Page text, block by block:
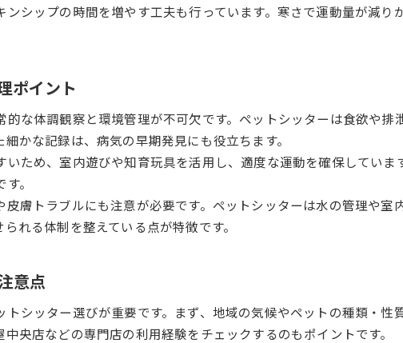
ペットシッターサービスの比較で冬を快適に
名古屋の冬に適したペットシッターの役割
ペットシッターと考える健康維持の工夫
ペットシッター活用で日常の快適度アップ
冬場の健康管理に強いペットシッターの知恵
快適な冬を過ごすためのペットシッター体験談
ペットシッターと過ごした冬の安心エピソード
名古屋でペットシッターを利用した体験談
ペットシッターの工夫で乗り切る冬の悩み
ペットシッター利用者のリアルな冬対策例
シップの時間を増やす工夫も行っています。寒さで運動量が減り
ポイント
な体調観察と環境管理が不可欠です。ペットシッターは食欲や排
かな記録は、病気の早期発見にも役立ちます。
ため、室内遊びや知育玩具を活用し、適度な運動を確保していま
。
膚トラブルにも注意が必要です。ペットシッターは水の管理や室
れる体制を整えている点が特徴です。
意点
シッター選びが重要です。まず、地域の気候やペットの種類・性
央店などの専門店の利用経験をチェックするのもポイントです。